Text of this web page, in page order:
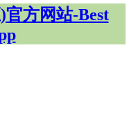
官方网站-Best